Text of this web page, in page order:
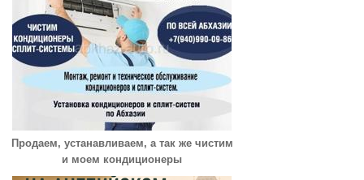
Продаем, устанавливаем, а так же чистим
и моем кондиционеры